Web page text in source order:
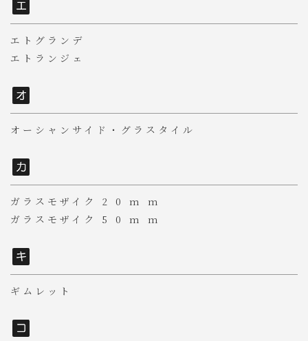
エトグランデ
エトランジェ
オーシャンサイド・グラスタイル
ガラスモザイク 2 0 m m
ガラスモザイク 5 0 m m
ギムレット